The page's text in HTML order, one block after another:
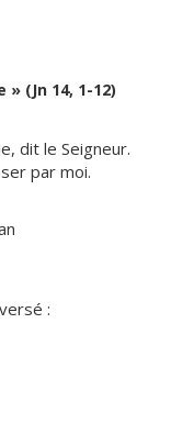
(Jn 14, 1-12)
dit le Seigneur.
par moi.
: